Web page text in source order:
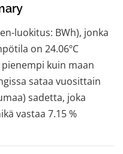
luokitus: BWh), jonka
on 24.06ºC
pienempi kuin maan
sataa vuosittain
sadetta, joka
vastaa 7.15 %